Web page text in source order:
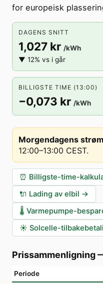
for europeisk
DAGENS SNITT
1,027 kr /kWh
▼ 12% vs i går
BILLIGSTE TIME (13:00)
−0,073 kr /kWh
Morgendagens
12:00–13:00 CEST.
⏰ Billigste-time-
🔌 Lading av elbil →
🌡️ Varmepumpe-
☀️ Solcelle-
Prissammenligning
Periode